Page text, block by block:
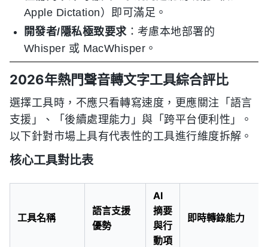
Apple Dictation）即可滿足。
開發者/隱私極致要求：考慮本地部署的
Whisper 或 MacWhisper。
2026年熱門聲音轉文字工具綜合評比
選擇工具時，不應只看轉寫速度，更應關注「語言
支援」、「後續處理能力」與「跨平台便利性」。
以下針對市場上具有代表性的工具進行維度拆解。
核心工具對比表
工具名稱
語言支援
優勢
AI
摘要
與行
動項
即時轉錄能力